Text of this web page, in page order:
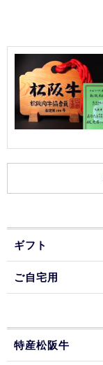
ギフト
ご自宅用
特産松阪牛